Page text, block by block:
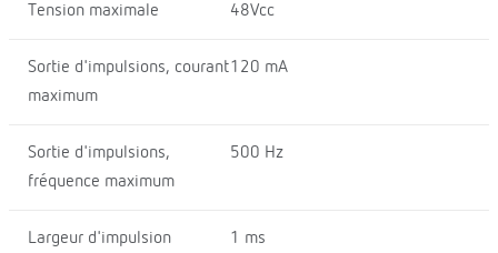
Tension maximale 48Vcc
Sortie d'impulsions, courant
maximum
120 mA
Sortie d'impulsions,
fréquence maximum
500 Hz
Largeur d'impulsion 1 ms